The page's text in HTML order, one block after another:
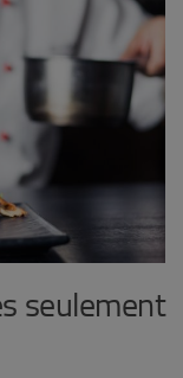
seulement